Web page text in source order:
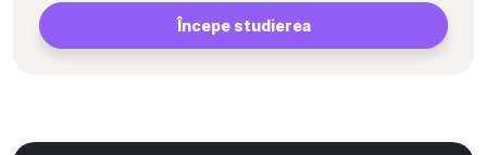
Începe studierea